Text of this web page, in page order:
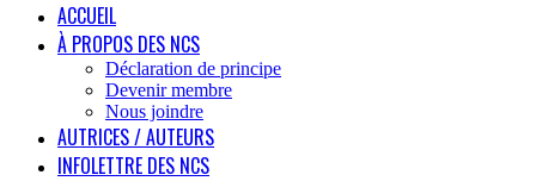
ACCUEIL
À PROPOS DES NCS
Déclaration de principe
Devenir membre
Nous joindre
AUTRICES / AUTEURS
INFOLETTRE DES NCS